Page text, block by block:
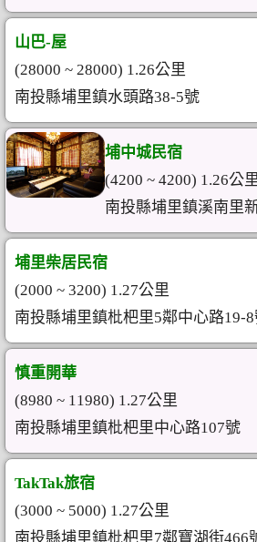
山巴-屋
(28000 ~ 28000) 1.26公里
南投縣埔里鎮水頭路38-5號
埔中城民宿
(4200 ~ 4200) 1.26公
南投縣埔里鎮溪南里
埔里柴居民宿
(2000 ~ 3200) 1.27公里
南投縣埔里鎮枇杷里5鄰中心路19-
慎重開華
(8980 ~ 11980) 1.27公里
南投縣埔里鎮枇杷里中心路107號
TakTak旅宿
(3000 ~ 5000) 1.27公里
南投縣埔里鎮枇杷里7鄰寶湖街466